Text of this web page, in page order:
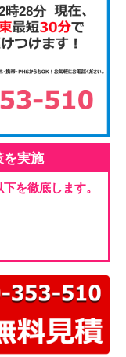
時28分
を実施
を徹底します。